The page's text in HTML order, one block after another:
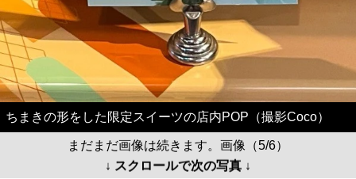
ちまきの形をした限定スイーツの店内POP（撮影Coco）
まだまだ画像は続きます。画像（5/6）
↓ スクロールで次の写真 ↓